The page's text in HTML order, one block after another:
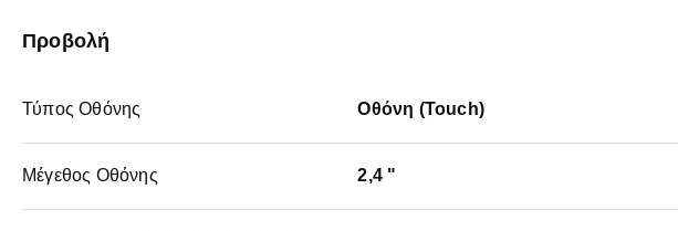
Προβολή
Τύπος Οθόνης Οθόνη (Touch)
Μέγεθος Οθόνης 2,4 "